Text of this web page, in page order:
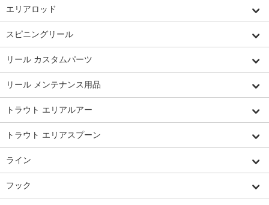
エリアロッド
スピニングリール
リール カスタムパーツ
リール メンテナンス用品
トラウト エリアルアー
トラウト エリアスプーン
ライン
フック